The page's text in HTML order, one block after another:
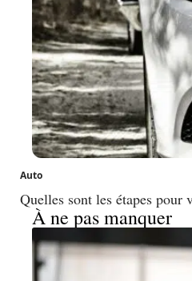
Auto
Quelles sont les étapes pour
À ne pas manquer